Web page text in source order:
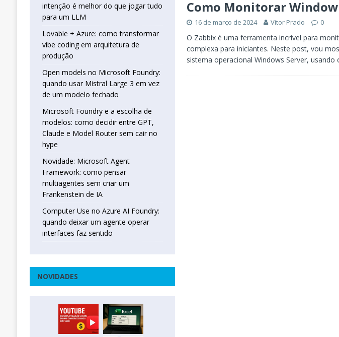
Como Monitorar
16 de março de 2024 Vitor Prado 0
O Zabbix é uma ferramenta incrível para
complexa para iniciantes. Neste post, vou
sistema operacional Windows Server,
intenção é melhor do que jogar tudo
para um LLM
Lovable + Azure: como transformar
vibe coding em arquitetura de
produção
Open models no Microsoft Foundry:
quando usar Mistral Large 3 em vez
de um modelo fechado
Microsoft Foundry e a escolha de
modelos: como decidir entre GPT,
Claude e Model Router sem cair no
hype
Novidade: Microsoft Agent
Framework: como pensar
multiagentes sem criar um
Frankenstein de IA
Computer Use no Azure AI Foundry:
quando deixar um agente operar
interfaces faz sentido
NOVIDADES